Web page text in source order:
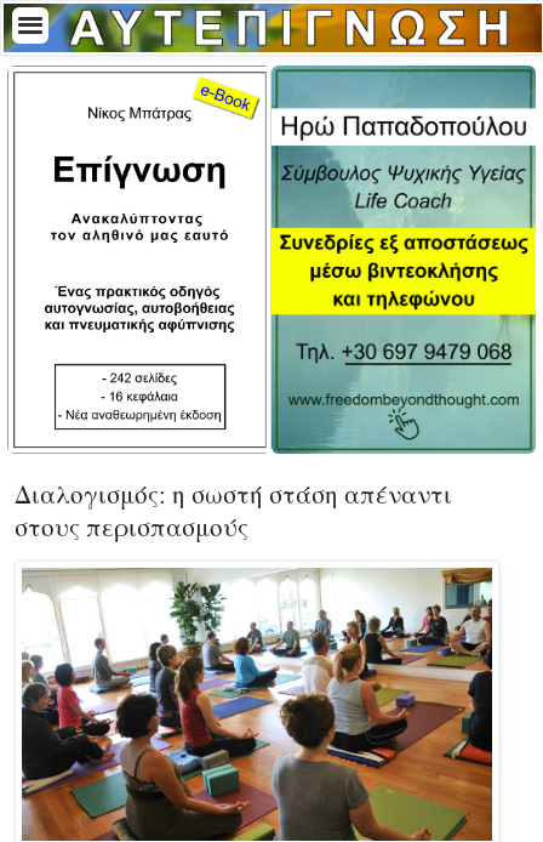
Διαλογισμός: η σωστή στάση απέναντι
στους περισπασμούς